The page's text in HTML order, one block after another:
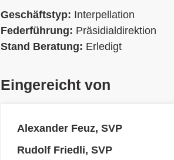
Geschäftstyp: Interpellation
Federführung: Präsidialdirektion
Stand Beratung: Erledigt
Eingereicht von
Alexander Feuz, SVP
Rudolf Friedli, SVP